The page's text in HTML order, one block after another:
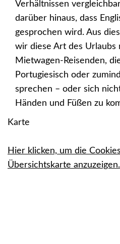
Verhältnissen
darüber hinaus, dass
gesprochen wird. Aus
wir diese Art des Urlaubs
Mietwagen-Reisenden,
Portugiesisch oder
sprechen – oder sich
Händen und Füßen zu
Karte
Hier klicken, um die
Übersichtskarte anzuzeigen.